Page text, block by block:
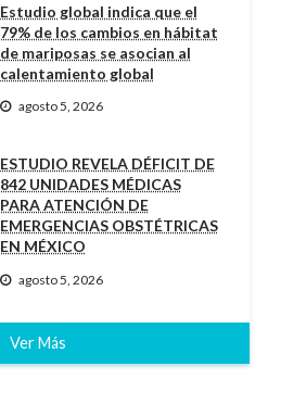
Estudio global indica que el
79% de los cambios en hábitat
de mariposas se asocian al
calentamiento global
agosto 5, 2026
ESTUDIO REVELA DÉFICIT DE
842 UNIDADES MÉDICAS
PARA ATENCIÓN DE
EMERGENCIAS OBSTÉTRICAS
EN MÉXICO
agosto 5, 2026
Ver Más